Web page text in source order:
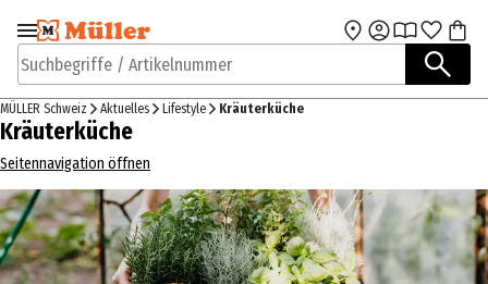
Zur Navigation
springen
Zum Hauptinhalt
Suchbegriffe / Artikelnummer
MÜLLER Schweiz Aktuelles Lifestyle Kräuterküche
Kräuterküche
Seitennavigation öffnen